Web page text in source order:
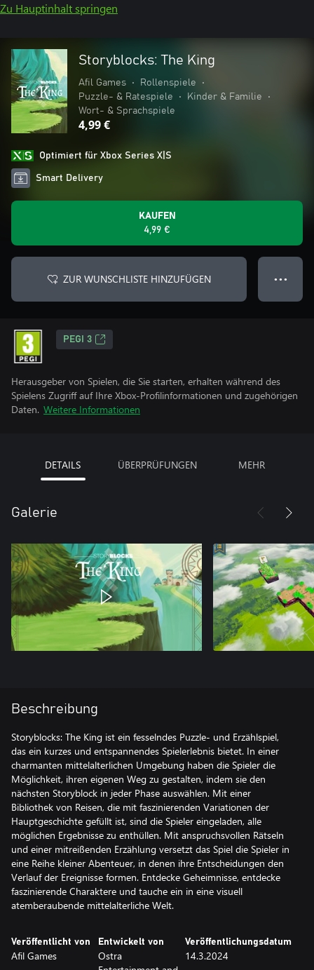
Zu Hauptinhalt springen
Storyblocks: The King
Afil Games • Rollenspiele
•
Puzzle- & Ratespiele
• Kinder & Familie
•
Wort- & Sprachspiele
4,99 €
Optimiert für Xbox Series X|S
Smart Delivery
KAUFEN
4,99 €
ZUR WUNSCHLISTE HINZUFÜGEN ● ● ●
PEGI 3
Herausgeber von Spielen, die Sie starten, erhalten während des
Spielens Zugriff auf Ihre Xbox-Profilinformationen und zugehörigen
Daten. Weitere Informationen
DETAILS ÜBERPRÜFUNGEN MEHR
Galerie
Beschreibung
Storyblocks: The King ist ein fesselndes Puzzle- und Erzählspiel,
das ein kurzes und entspannendes Spielerlebnis bietet. In einer
charmanten mittelalterlichen Umgebung haben die Spieler die
Möglichkeit, ihren eigenen Weg zu gestalten, indem sie den
nächsten Storyblock in jeder Phase auswählen. Mit einer
Bibliothek von Reisen, die mit faszinierenden Variationen der
Hauptgeschichte gefüllt ist, sind die Spieler eingeladen, alle
möglichen Ergebnisse zu enthüllen. Mit anspruchsvollen Rätseln
und einer mitreißenden Erzählung versetzt das Spiel die Spieler in
eine Reihe kleiner Abenteuer, in denen ihre Entscheidungen den
Verlauf der Ereignisse formen. Entdecke Geheimnisse, entdecke
faszinierende Charaktere und tauche ein in eine visuell
atemberaubende mittelalterliche Welt.
Veröffentlicht von
Afil Games
Entwickelt von
Ostra
Veröffentlichungsdatum
14.3.2024